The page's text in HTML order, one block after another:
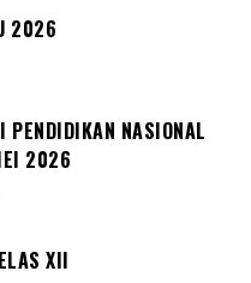
2026
PENDIDIKAN NASIONAL
2026
XII